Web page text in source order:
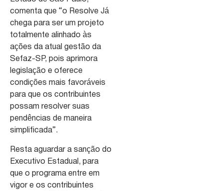
comenta que “o Resolve Já
chega para ser um projeto
totalmente alinhado às
ações da atual gestão da
Sefaz-SP, pois aprimora
legislação e oferece
condições mais favoráveis
para que os contribuintes
possam resolver suas
pendências de maneira
simplificada”.
Resta aguardar a sanção do
Executivo Estadual, para
que o programa entre em
vigor e os contribuintes